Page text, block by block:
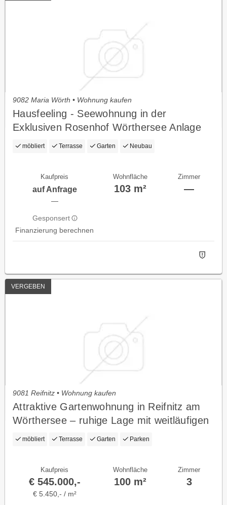
9082 Maria Wörth • Wohnung kaufen
Hausfeeling - Seewohnung in der
Exklusiven Rosenhof Wörthersee Anlage
möbliert Terrasse Garten Neubau
Kaufpreis
auf Anfrage
—
Gesponsert
Finanzierung berechnen
Wohnfläche
103 m²
Zimmer
—
VERGEBEN
9081 Reifnitz • Wohnung kaufen
Attraktive Gartenwohnung in Reifnitz am
Wörthersee – ruhige Lage mit weitläufigen
Außenbereichen
möbliert Terrasse Garten Parken
Kaufpreis
€ 545.000,-
€ 5.450,- / m²
Wohnfläche
100 m²
Zimmer
3